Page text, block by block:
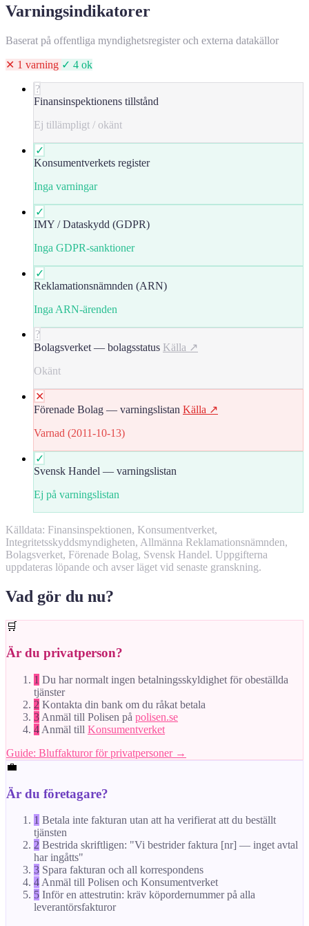
Varningsindikatorer
Baserat på offentliga myndighetsregister och externa datakällor
✕ 1 varning ✓ 4 ok
?
Finansinspektionens tillstånd
Ej tillämpligt / okänt
✓
Konsumentverkets register
Inga varningar
✓
IMY / Dataskydd (GDPR)
Inga GDPR-sanktioner
✓
Reklamationsnämnden (ARN)
Inga ARN-ärenden
?
Bolagsverket — bolagsstatus Källa ↗
Okänt
✕
Förenade Bolag — varningslistan Källa ↗
Varnad (2011-10-13)
✓
Svensk Handel — varningslistan
Ej på varningslistan
Källdata: Finansinspektionen, Konsumentverket,
Integritetsskyddsmyndigheten, Allmänna Reklamationsnämnden,
Bolagsverket, Förenade Bolag, Svensk Handel. Uppgifterna
uppdateras löpande och avser läget vid senaste granskning.
Vad gör du nu?
🛒
Är du privatperson?
1 Du har normalt ingen betalningsskyldighet för obeställda
tjänster
2 Kontakta din bank om du råkat betala
3 Anmäl till Polisen på polisen.se
4 Anmäl till Konsumentverket
Guide: Bluffakturor för privatpersoner →
💼
Är du företagare?
1 Betala inte fakturan utan att ha verifierat att du beställt
tjänsten
2 Bestrida skriftligen: "Vi bestrider faktura [nr] — inget avtal
har ingåtts"
3 Spara fakturan och all korrespondens
4 Anmäl till Polisen och Konsumentverket
5 Inför en attestrutin: kräv köpordernummer på alla
leverantörsfakturor